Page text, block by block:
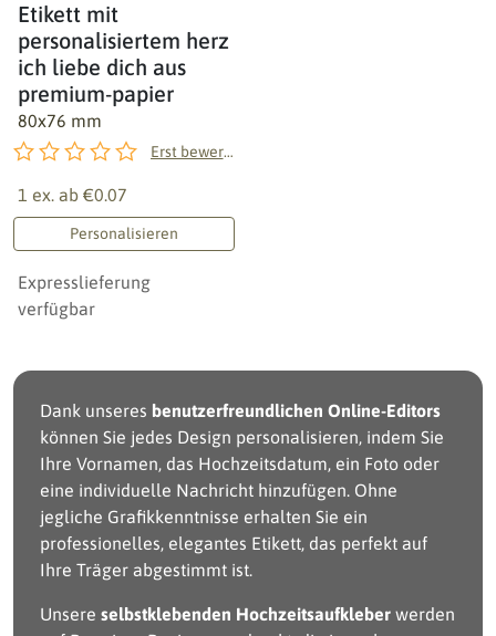
Etikett mit
personalisiertem herz
ich liebe dich aus
premium-papier
80x76 mm
Erst bewerten!
1 ex. ab €0.07
Personalisieren
Expresslieferung
verfügbar
Dank unseres benutzerfreundlichen Online-Editors
können Sie jedes Design personalisieren, indem Sie
Ihre Vornamen, das Hochzeitsdatum, ein Foto oder
eine individuelle Nachricht hinzufügen. Ohne
jegliche Grafikkenntnisse erhalten Sie ein
professionelles, elegantes Etikett, das perfekt auf
Ihre Träger abgestimmt ist.
Unsere selbstklebenden Hochzeitsaufkleber werden